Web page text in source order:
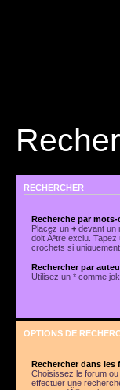
RECHERCHER
Recherche par
Placez un+ devant un
doit Ãªtre exclu.
crochets si
Rechercher par
Utilisez un * comme
OPTIONS DE
Rechercher dans les
Choisissez le forum
effectuer une